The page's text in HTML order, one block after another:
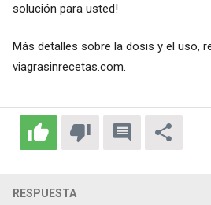
solución para usted!
Más detalles sobre la dosis y el uso,
viagrasinrecetas.com.
RESPUESTA